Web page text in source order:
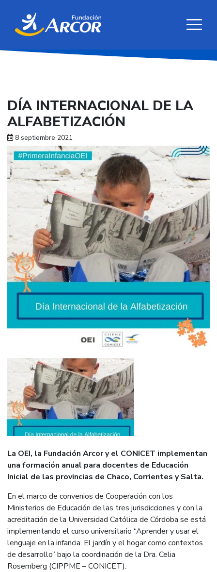
DÍA INTERNACIONAL DE LA
ALFABETIZACIÓN
8 septiembre 2021
La OEI, la Fundación Arcor y el CONICET implementan
una formación anual para docentes de Educación
Inicial de las provincias de Chaco, Corrientes y Salta.
En el marco de convenios de Cooperación con los
Ministerios de Educación de las tres jurisdicciones y con la
acreditación de la Universidad Católica de Córdoba se está
implementando el curso universitario “Aprender y usar el
lenguaje en la infancia. El jardín y el hogar como contextos
de desarrollo” bajo la coordinación de la Dra. Celia
Rosemberg (CIPPME – CONICET).